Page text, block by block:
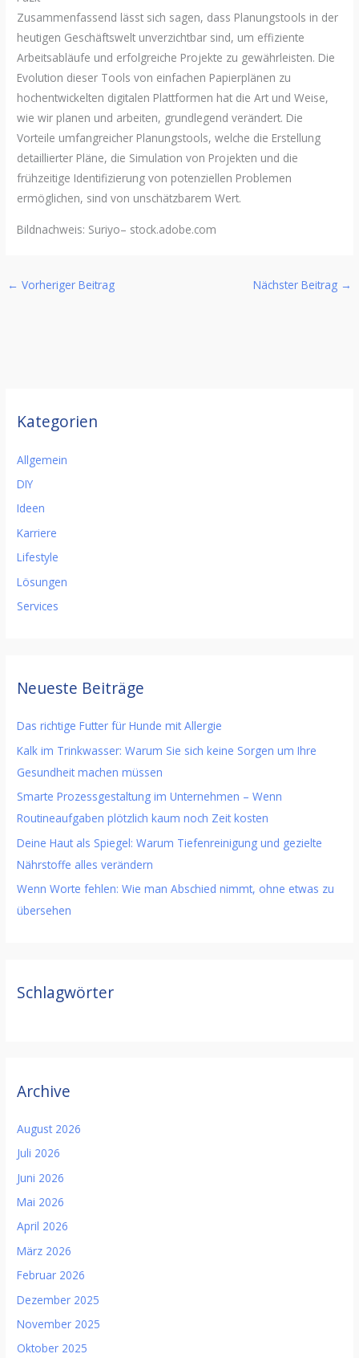
Zusammenfassend lässt sich sagen, dass Planungstools in der
heutigen Geschäftswelt unverzichtbar sind, um effiziente
Arbeitsabläufe und erfolgreiche Projekte zu gewährleisten. Die
Evolution dieser Tools von einfachen Papierplänen zu
hochentwickelten digitalen Plattformen hat die Art und Weise,
wie wir planen und arbeiten, grundlegend verändert. Die
Vorteile umfangreicher Planungstools, welche die Erstellung
detaillierter Pläne, die Simulation von Projekten und die
frühzeitige Identifizierung von potenziellen Problemen
ermöglichen, sind von unschätzbarem Wert.
Bildnachweis: Suriyo– stock.adobe.com
← Vorheriger Beitrag Nächster Beitrag →
Kategorien
Allgemein
DIY
Ideen
Karriere
Lifestyle
Lösungen
Services
Neueste Beiträge
Das richtige Futter für Hunde mit Allergie
Kalk im Trinkwasser: Warum Sie sich keine Sorgen um Ihre
Gesundheit machen müssen
Smarte Prozessgestaltung im Unternehmen – Wenn
Routineaufgaben plötzlich kaum noch Zeit kosten
Deine Haut als Spiegel: Warum Tiefenreinigung und gezielte
Nährstoffe alles verändern
Wenn Worte fehlen: Wie man Abschied nimmt, ohne etwas zu
übersehen
Schlagwörter
Archive
August 2026
Juli 2026
Juni 2026
Mai 2026
April 2026
März 2026
Februar 2026
Dezember 2025
November 2025
Oktober 2025